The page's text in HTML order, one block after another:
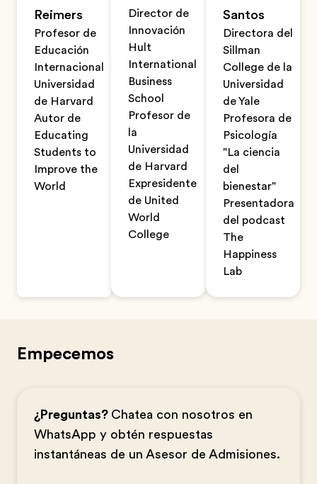
Reimers
Profesor de
Educación
Internacional
Universidad
de Harvard
Autor de
Educating
Students to
Improve the
World
Director de
Innovación
Hult
International
Business
School
Profesor de
la
Universidad
de Harvard
Expresidente
de United
World
College
Santos
Directora del
Sillman
College de la
Universidad
de Yale
Profesora de
Psicología
"La ciencia
del
bienestar"
Presentadora
del podcast
The
Happiness
Lab
Empecemos
¿Preguntas? Chatea con nosotros en
WhatsApp y obtén respuestas
instantáneas de un Asesor de Admisiones.